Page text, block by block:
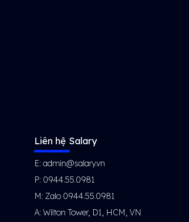
Liên hệ Salary
E: admin@salary.vn
P: 0944.55.0981
M: Zalo 0944.55.0981
A: Wilton Tower, D1, HCM, VN